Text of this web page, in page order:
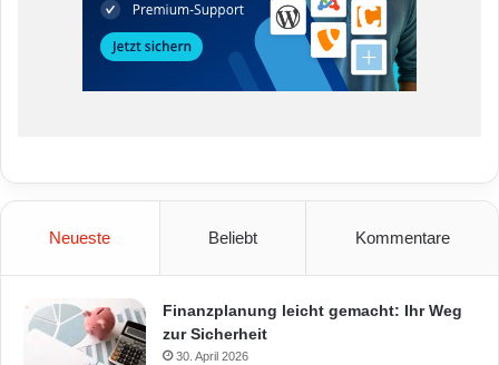
Neueste Beliebt Kommentare
Finanzplanung leicht gemacht: Ihr Weg
zur Sicherheit
30. April 2026